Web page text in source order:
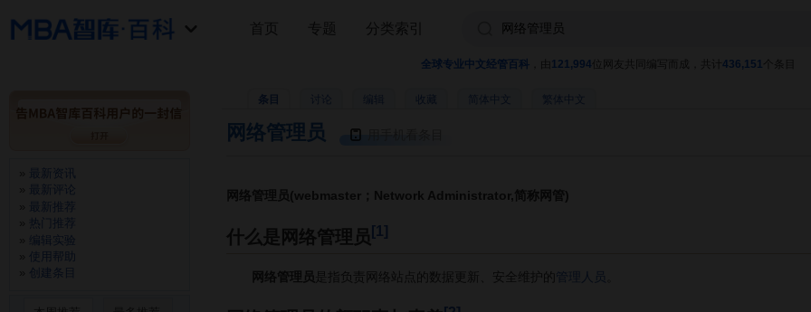
全球专业中文经管百科 121,994 位网友共同编写而成，共计 436,151 个条目
条目 收藏
网络管理员
网络管理员(webmaster；Network Administrator,简称网管)
什么是网络管理员[1]
网络管理员 是指负责网络站点的数据更新、安全维护的 管理人员
首页 专题 分类索引
最新资讯
最新评论
最新推荐
热门推荐
编辑实验
使用帮助
创建条目